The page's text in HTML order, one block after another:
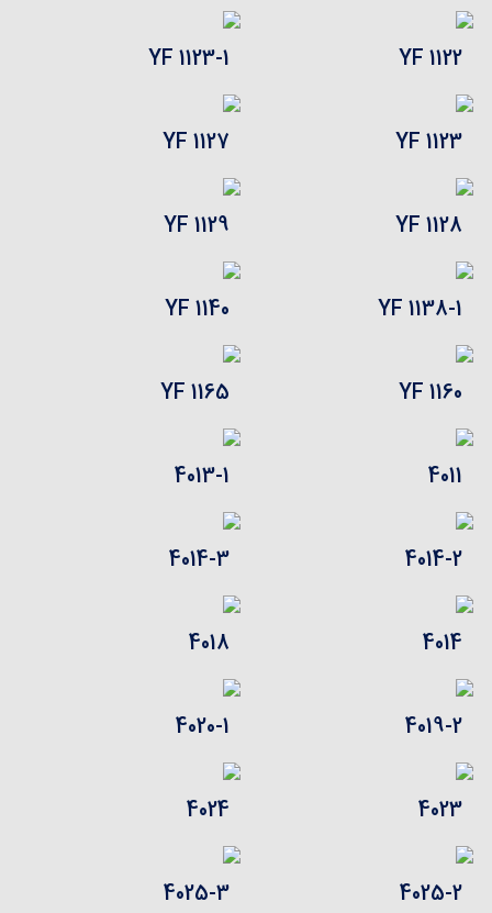
YF 1122
YF 1123-1
YF 1123
YF 1127
YF 1128
YF 1129
YF 1138-1
YF 1140
YF 1160
YF 1165
4011
4013-1
4014-2
4014-3
4014
4018
4019-2
4020-1
4023
4024
4025-2
4025-3